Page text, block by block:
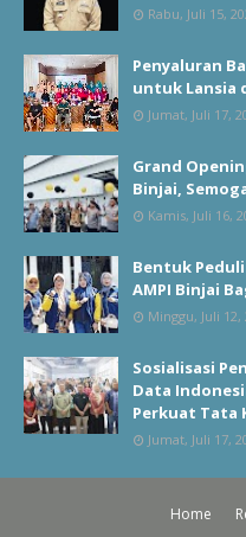
Rabu, Juli 15,
Penyaluran
untuk Lansia
Jumat, Juli 17,
Grand
Binjai,
Kamis, Juli 16,
Bentuk
AMPI Binjai
Minggu, Juli 12,
Sosialisasi
Data
Perkuat Tata
Jumat, Juli 17,
Home